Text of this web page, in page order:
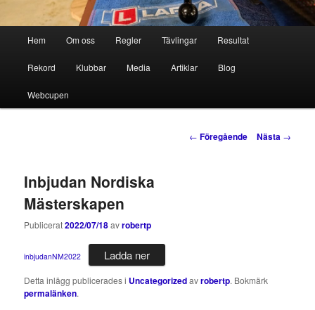
Hoppa
till
primärt
Hoppa
till
sekundärt
Hem Om oss Regler Tävlingar Resultat
Rekord Klubbar Media Artiklar Blog
Webcupen
Inläggsnavigering
← Föregående Nästa →
Inbjudan Nordiska
Mästerskapen
Publicerat2022/07/18avrobertp
inbjudanNM2022 Ladda ner
Detta inlägg publicerades i Uncategorizedavrobertp. Bokmärk
permalänken.